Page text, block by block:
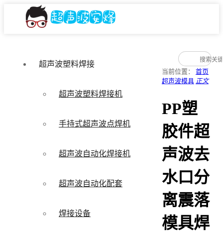
超声波塑料焊接
超声波塑料焊接机
手持式超声波点焊机
超声波自动化焊接机
超声波自动化配套
焊接设备
当前位置： 首页
超声波模具 正文
PP塑
胶件超
声波去
水口分
离震落
模具焊